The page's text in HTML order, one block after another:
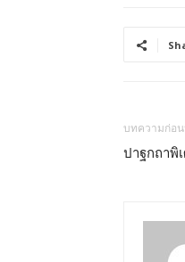
บทความก่อ
ปาฐกถาพิ